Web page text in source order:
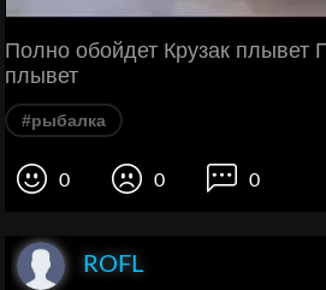
Полно обойдет Крузак плывет
плывет
#рыбалка
0 0 0
ROFL